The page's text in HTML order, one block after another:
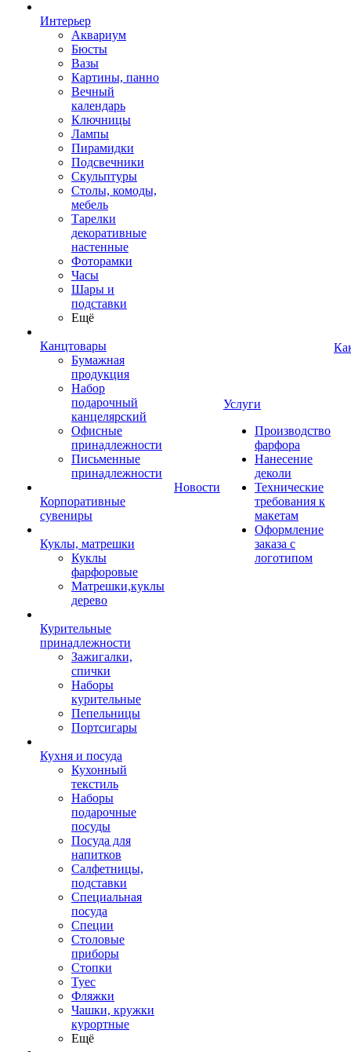
Интерьер
Аквариум
Бюсты
Вазы
Картины, панно
Вечный
календарь
Ключницы
Лампы
Пирамидки
Подсвечники
Скульптуры
Столы, комоды,
мебель
Тарелки
декоративные
настенные
Фоторамки
Часы
Шары и
подставки
Ещё
Канцтовары
Бумажная
продукция
Набор
подарочный
канцелярский
Офисные
принадлежности
Письменные
принадлежности
Корпоративные
сувениры
Куклы, матрешки
Куклы
фарфоровые
Матрешки,куклы
дерево
Курительные
принадлежности
Зажигалки,
спички
Наборы
курительные
Пепельницы
Портсигары
Кухня и посуда
Кухонный
текстиль
Наборы
подарочные
посуды
Посуда для
напитков
Салфетницы,
подставки
Специальная
посуда
Специи
Столовые
приборы
Стопки
Туес
Фляжки
Чашки, кружки
курортные
Ещё
Новости
Услуги
Производство
фарфора
Нанесение
деколи
Технические
требования к
макетам
Оформление
заказа с
логотипом